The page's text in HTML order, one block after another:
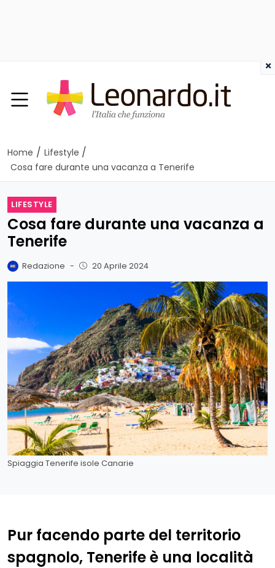
Home / Lifestyle /
Cosa fare durante una vacanza a Tenerife
LIFESTYLE
Cosa fare durante una vacanza a
Tenerife
Redazione - 20 Aprile 2024
Spiaggia Tenerife isole Canarie
Pur facendo parte del territorio
spagnolo, Tenerife è una località
×